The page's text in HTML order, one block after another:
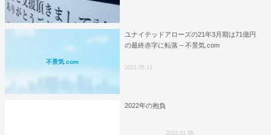
不景気.com
ユナイテッドアローズの21年3月期は71億円
の最終赤字に転落 – 不景気.com
2021.05.11
2022年の抱負
2022.01.06